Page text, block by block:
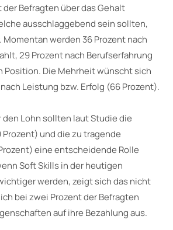
Befragten über das Gehalt
ausschlaggebend sein sollten,
Momentan werden 36 Prozent nach
29 Prozent nach Berufserfahrung
Position. Die Mehrheit wünscht sich
Leistung bzw. Erfolg (66 Prozent).
Lohn sollten laut Studie die
und die zu tragende
eine entscheidende Rolle
Soft Skills in der heutigen
werden, zeigt sich das nicht
bei zwei Prozent der Befragten
auf ihre Bezahlung aus.